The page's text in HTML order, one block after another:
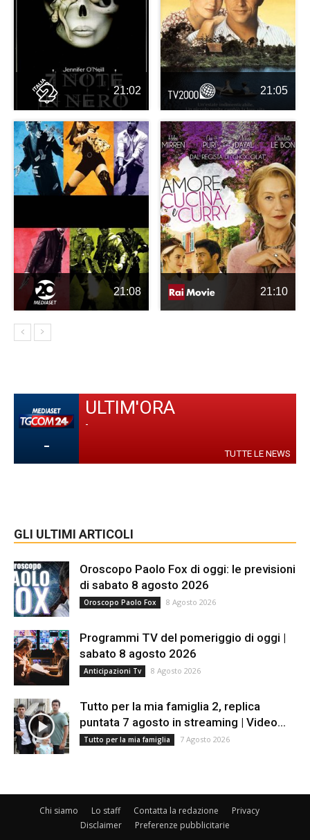
21:02 21:05
21:08 21:10
-
ULTIM'ORA
-
TUTTE LE NEWS
GLI ULTIMI ARTICOLI
Oroscopo Paolo Fox di oggi: le previsioni
di sabato 8 agosto 2026
Oroscopo Paolo Fox 8 Agosto 2026
Programmi TV del pomeriggio di oggi |
sabato 8 agosto 2026
Anticipazioni Tv 8 Agosto 2026
Tutto per la mia famiglia 2, replica
puntata 7 agosto in streaming | Video...
Tutto per la mia famiglia 7 Agosto 2026
Chi siamo Lo staff Contatta la redazione
Privacy
Disclaimer
Preferenze pubblicitarie